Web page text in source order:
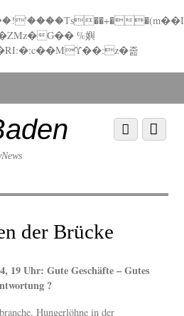
졾
Menu
Scroll
down
der Brücke
19 Uhr: Gute Geschäfte – Gutes
?
Hungerlöhne in der